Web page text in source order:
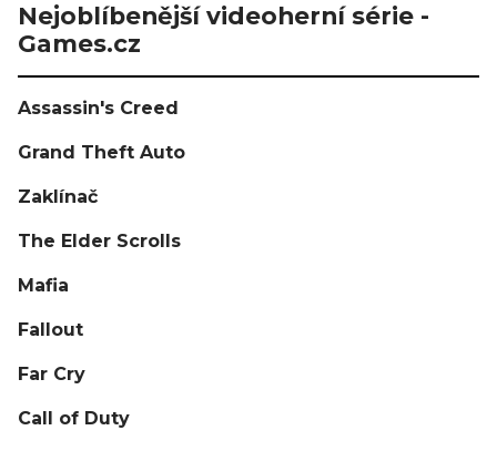
Nejoblíbenější videoherní série -
Games.cz
Assassin's Creed
Grand Theft Auto
Zaklínač
The Elder Scrolls
Mafia
Fallout
Far Cry
Call of Duty